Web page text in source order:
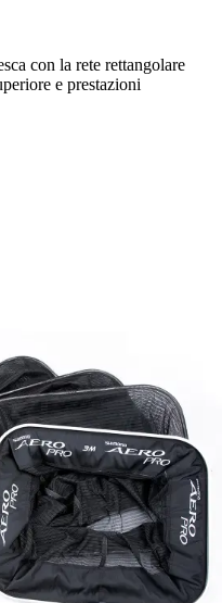
con la rete rettangolare
e prestazioni